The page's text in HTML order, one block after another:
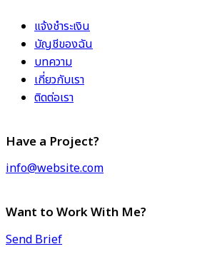
แจ้งชำระเงิน
บัญชีของฉัน
บทความ
เกี่ยวกับเรา
ติดต่อเรา
Have a Project?
info@website.com
Want to Work With Me?
Send Brief